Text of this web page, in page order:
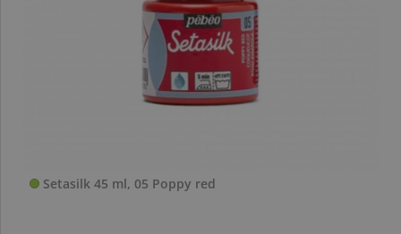
Setasilk 45 ml, 05 Poppy red